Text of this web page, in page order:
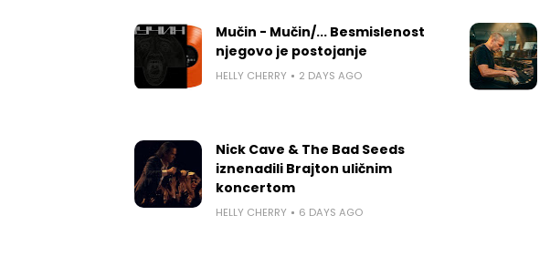
Mučin - Mučin/... Besmislenost
njegovo je postojanje
HELLY CHERRY 2 DAYS AGO
Nick Cave & The Bad Seeds
iznenadili Brajton uličnim
koncertom
HELLY CHERRY 6 DAYS AGO